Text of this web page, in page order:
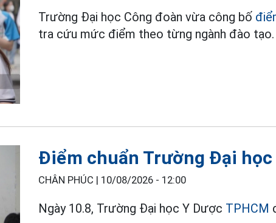
Trường Đại học Công đoàn vừa công bố
tra cứu mức điểm theo từng ngành đào tạo.
Điểm chuẩn Trường Đại học
CHÂN PHÚC | 10/08/2026 - 12:00
Ngày 10.8, Trường Đại học Y Dược TPHCM